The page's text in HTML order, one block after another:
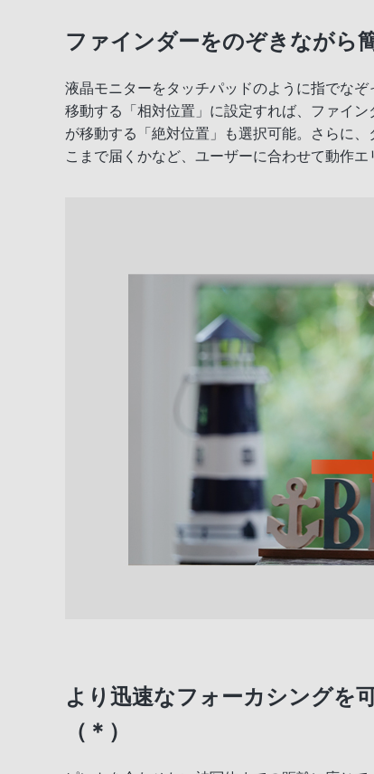
ファインダーをのぞきながら
液晶モニターをタッチパッドのように指でな
移動する「相対位置」に設定すれば、ファイ
が移動する「絶対位置」も選択可能。さらに
こまで届くかなど、ユーザーに合わせて動作エ
より迅速なフォーカシングを
（＊）